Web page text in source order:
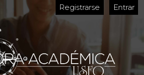
principal
sitio
El idioma actual es:Registrarse Entrar